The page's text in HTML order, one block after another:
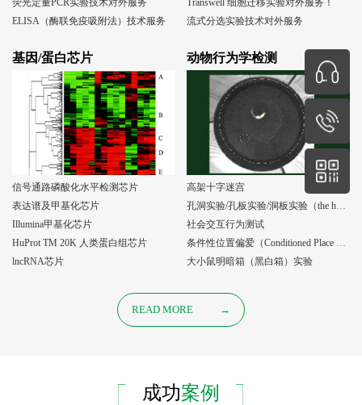
荧光定量PCR实验技术对外服务
ELISA（酶联免疫吸附法）技术服务
Transwell 细胞迁移实验对外服务！
流式分选实验技术对外服务
基因/蛋白芯片
信号通路磷酸化水平检测芯片
表达谱及甲基化芯片
Illumina甲基化芯片
HuProt TM 20K 人类蛋白组芯片
lncRNA芯片
动物行为学检测
高架十字迷宫
孔洞实验/孔板实验/洞板实验（the holeboard test）
社会交互行为测试
条件性位置偏爱（Conditioned Place Preference, CPP）实验
大小鼠明暗箱（黑白箱）实验
READ MORE →
成功案例